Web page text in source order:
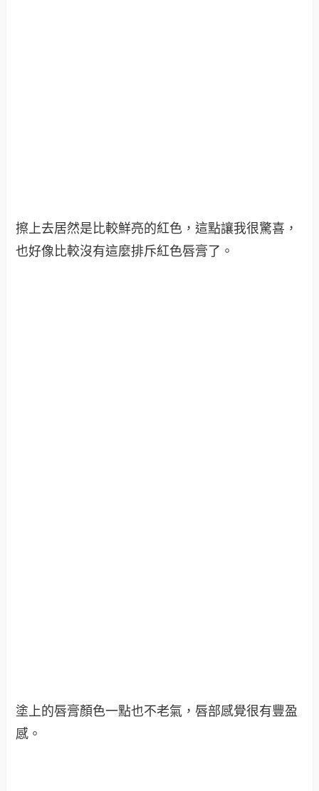
擦上去居然是比較鮮亮的紅色，這點讓我很驚喜，
也好像比較沒有這麼排斥紅色唇膏了。
塗上的唇膏顏色一點也不老氣，唇部感覺很有豐盈
感。